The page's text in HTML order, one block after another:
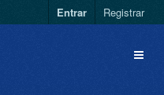
Entrar Registrar